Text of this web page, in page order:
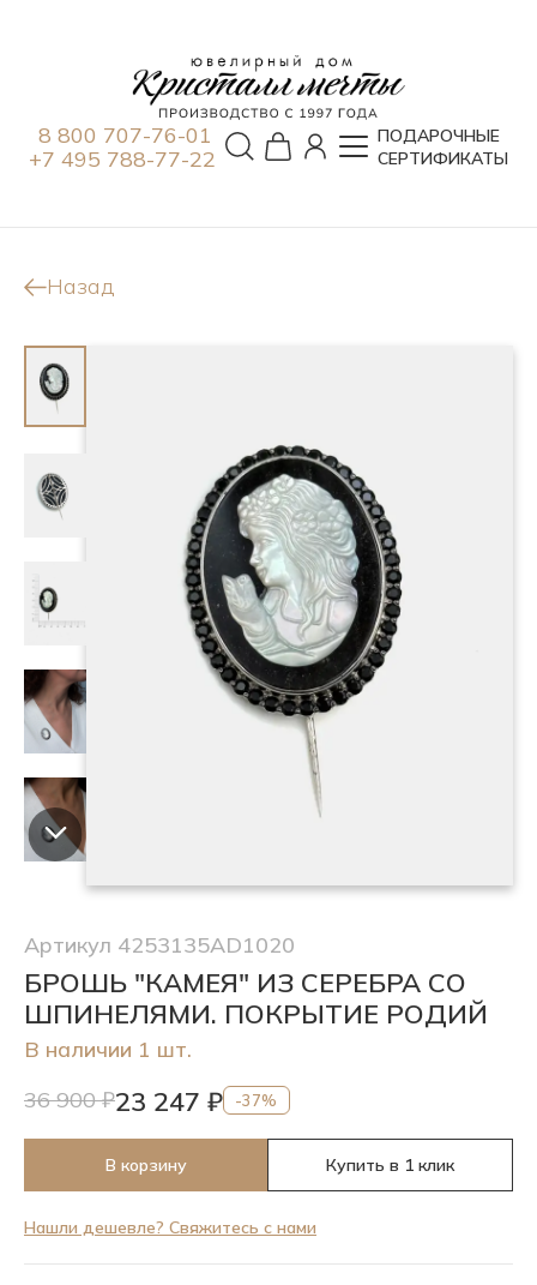
8 800 707-76-01
+7 495 788-77-22
ПОДАРОЧНЫЕ
СЕРТИФИКАТЫ
Назад
Артикул 4253135AD1020
БРОШЬ "КАМЕЯ" ИЗ СЕРЕБРА СО
ШПИНЕЛЯМИ. ПОКРЫТИЕ РОДИЙ
В наличии 1 шт.
36 900 ₽23 247 ₽ -37%
В корзину Купить в 1 клик
Нашли дешевле? Свяжитесь с нами